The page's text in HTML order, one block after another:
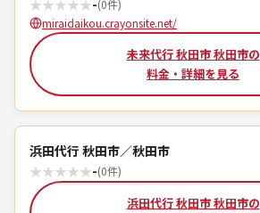
★★★★★-(0件)
miraidaikou.crayonsite.net/
未来代行 秋田市 秋田市の
料金・詳細を見る
浜田代行 秋田市／秋田市
★★★★★-(0件)
浜田代行 秋田市 秋田市の